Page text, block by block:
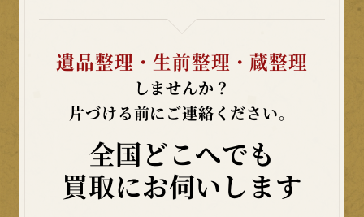
遺品整理・生前整理・蔵整理
しませんか？
片づける前にご連絡ください。
全国どこへでも
買取にお伺いします